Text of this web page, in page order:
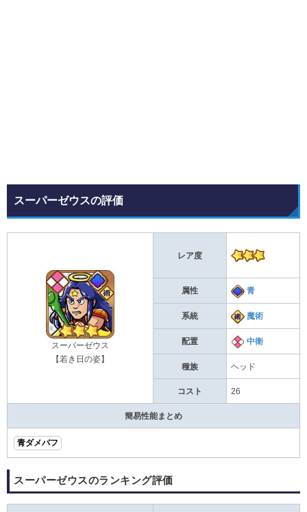
スーパーゼウスの評価
スーパーゼウス
【若き日の姿】
レア度
属性 青
系統 魔術
配置 中衛
種族 ヘッド
コスト 26
簡易性能まとめ
青ダメバフ
スーパーゼウスのランキング評価